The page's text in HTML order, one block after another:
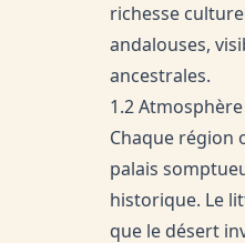
richesse
andalouses,
ancestrales.
1.2
Chaque région
palais
historique. Le
que le désert